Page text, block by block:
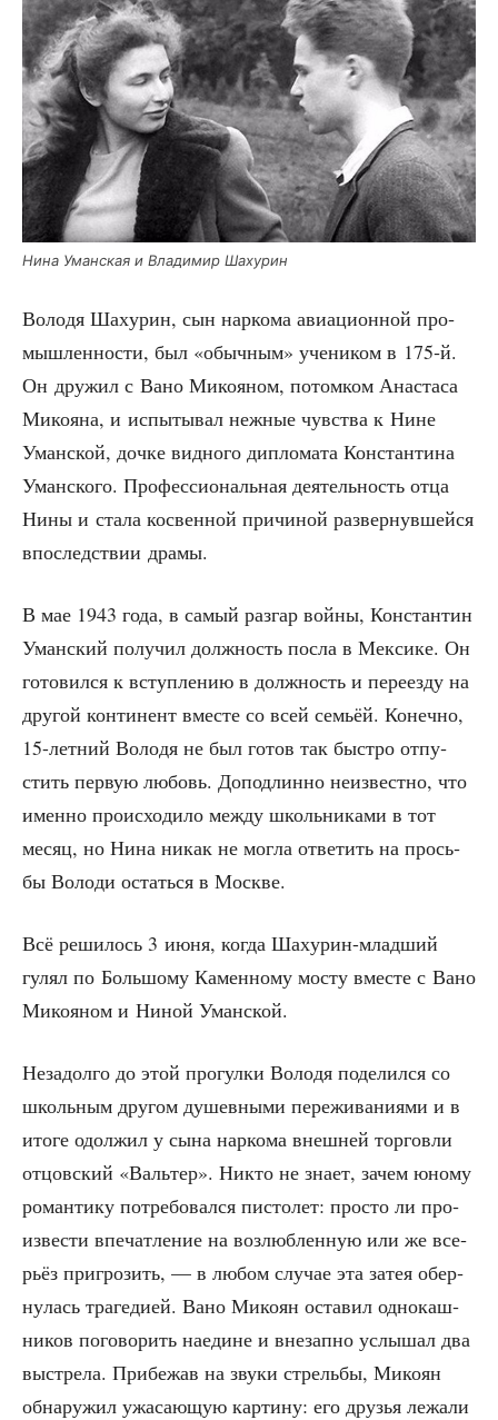
Нина Уман­ская и Вла­ди­мир Шахурин
Воло­дя Шах­урин, сын нар­ко­ма авиа­ци­он­ной про­
мыш­лен­но­сти, был «обыч­ным» уче­ни­ком в 175‑й.
Он дру­жил с Вано Мико­я­ном, потом­ком Ана­ста­са
Мико­я­на, и испы­ты­вал неж­ные чув­ства к Нине
Уман­ской, доч­ке вид­но­го дипло­ма­та Кон­стан­ти­на
Уман­ско­го. Про­фес­си­о­наль­ная дея­тель­ность отца
Нины и ста­ла кос­вен­ной при­чи­ной раз­вер­нув­шей­ся
впо­след­ствии драмы.
В мае 1943 года, в самый раз­гар вой­ны, Кон­стан­тин
Уман­ский полу­чил долж­ность посла в Мек­си­ке. Он
гото­вил­ся к вступ­ле­нию в долж­ность и пере­ез­ду на
дру­гой кон­ти­нент вме­сте со всей семьёй. Конеч­но,
15-лет­ний Воло­дя не был готов так быст­ро отпу­
стить первую любовь. Допод­лин­но неиз­вест­но, что
имен­но про­ис­хо­ди­ло меж­ду школь­ни­ка­ми в тот
месяц, но Нина никак не мог­ла отве­тить на прось­
бы Воло­ди остать­ся в Москве.
Всё реши­лось 3 июня, когда Шах­урин-млад­ший
гулял по Боль­шо­му Камен­но­му мосту вме­сте с Вано
Мико­я­ном и Ниной Уманской.
Неза­дол­го до этой про­гул­ки Воло­дя поде­лил­ся со
школь­ным дру­гом душев­ны­ми пере­жи­ва­ни­я­ми и в
ито­ге одол­жил у сына нар­ко­ма внеш­ней тор­гов­ли
отцов­ский «Валь­тер». Никто не зна­ет, зачем юно­му
роман­ти­ку потре­бо­вал­ся писто­лет: про­сто ли про­
из­ве­сти впе­чат­ле­ние на воз­люб­лен­ную или же все­
рьёз при­гро­зить, — в любом слу­чае эта затея обер­
ну­лась тра­ге­ди­ей. Вано Мико­ян оста­вил одно­каш­
ни­ков пого­во­рить наедине и вне­зап­но услы­шал два
выстре­ла. При­бе­жав на зву­ки стрель­бы, Мико­ян
обна­ру­жил ужа­са­ю­щую кар­ти­ну: его дру­зья лежа­ли